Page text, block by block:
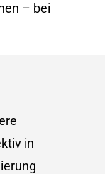
– bei
in